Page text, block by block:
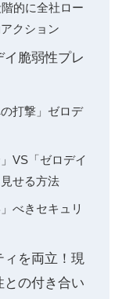
的に全社ロー
クション
脆弱性プレ
打撃」ゼロデ
VS「ゼロデイ
せる方法
べきセキュリ
ィを両立！現
の付き合い